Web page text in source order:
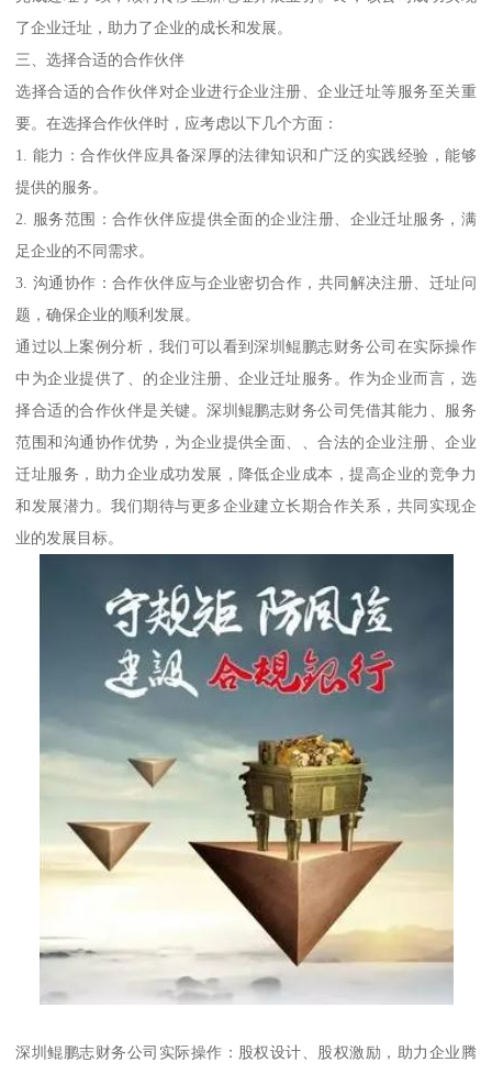
了企业迁址，助力了企业的成长和发展。
三、选择合适的合作伙伴
选择合适的合作伙伴对企业进行企业注册、企业迁址等服务至关重
要。在选择合作伙伴时，应考虑以下几个方面：
1. 能力：合作伙伴应具备深厚的法律知识和广泛的实践经验，能够
提供的服务。
2. 服务范围：合作伙伴应提供全面的企业注册、企业迁址服务，满
足企业的不同需求。
3. 沟通协作：合作伙伴应与企业密切合作，共同解决注册、迁址问
题，确保企业的顺利发展。
通过以上案例分析，我们可以看到深圳鲲鹏志财务公司在实际操作
中为企业提供了、的企业注册、企业迁址服务。作为企业而言，选
择合适的合作伙伴是关键。深圳鲲鹏志财务公司凭借其能力、服务
范围和沟通协作优势，为企业提供全面、、合法的企业注册、企业
迁址服务，助力企业成功发展，降低企业成本，提高企业的竞争力
和发展潜力。我们期待与更多企业建立长期合作关系，共同实现企
业的发展目标。
深圳鲲鹏志财务公司实际操作：股权设计、股权激励，助力企业腾